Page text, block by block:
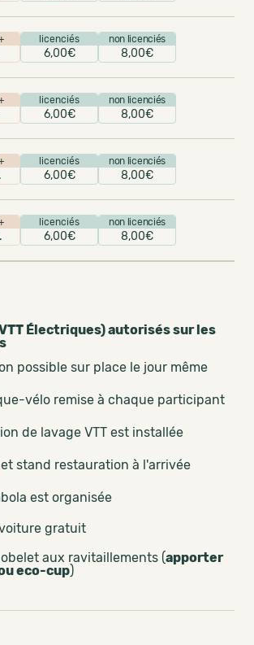
licenciés
6,00€
non licenciés
8,00€
licenciés
6,00€
non licenciés
8,00€
licenciés
6,00€
non licenciés
8,00€
licenciés
6,00€
non licenciés
8,00€
Électriques) autorisés sur les
possible sur place le jour même
vélo remise à chaque participant
de lavage VTT est installée
stand restauration à l'arrivée
est organisée
gratuit
aux ravitaillements (apporter
eco-cup)